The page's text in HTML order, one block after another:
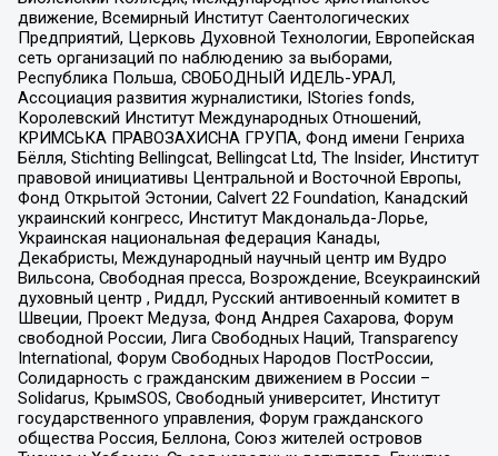
движение, Всемирный Институт Саентологических
Предприятий, Церковь Духовной Технологии, Европейская
сеть организаций по наблюдению за выборами,
Республика Польша, СВОБОДНЫЙ ИДЕЛЬ-УРАЛ,
Ассоциация развития журналистики, IStories fonds,
Королевский Институт Международных Отношений,
КРИМСЬКА ПРАВОЗАХИСНА ГРУПА, Фонд имени Генриха
Бёлля, Stichting Bellingcat, Bellingcat Ltd, The Insider, Институт
правовой инициативы Центральной и Восточной Европы,
Фонд Открытой Эстонии, Calvert 22 Foundation, Канадский
украинский конгресс, Институт Макдональда-Лорье,
Украинская национальная федерация Канады,
Декабристы, Международный научный центр им Вудро
Вильсона, Свободная пресса, Возрождение, Всеукраинский
духовный центр , Риддл, Русский антивоенный комитет в
Швеции, Проект Медуза, Фонд Андрея Сахарова, Форум
свободной России, Лига Свободных Наций, Transparеncy
International, Форум Свободных Народов ПостРоссии,
Солидарность с гражданским движением в России –
Solidarus, КрымSOS, Свободный университет, Институт
государственного управления, Форум гражданского
общества Россия, Беллона, Союз жителей островов